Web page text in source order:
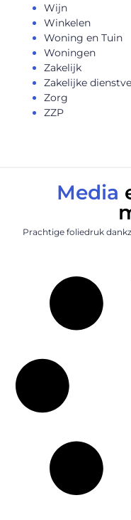
Wijn
Winkelen
Woning en Tuin
Woningen
Zakelijk
Zakelijke
Zorg
ZZP
Media
Prachtige foliedruk